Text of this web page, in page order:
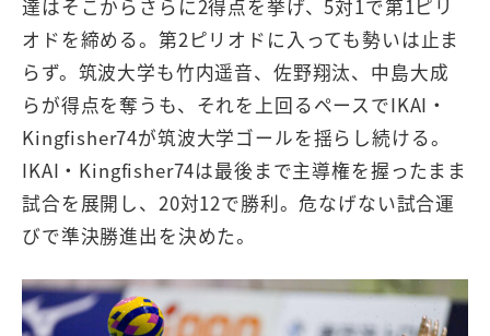
達はそこからさらに2得点を挙げ、5対1で第1ピリ
オドを締める。第2ピリオドに入っても勢いは止ま
らず。筑波大学も竹内遥音、佐野翔汰、中島大成
らが得点を奪うも、それを上回るペースでIKAI・
Kingfisher74が筑波大学ゴールを揺らし続ける。
IKAI・Kingfisher74は最後まで主導権を握ったまま
試合を展開し、20対12で勝利。危なげない試合運
びで準決勝進出を決めた。